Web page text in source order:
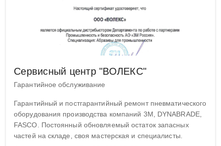
Сервисный центр "ВОЛЕКС"
Гарантийное обслуживание
Гарантийный и постгарантийный ремонт пневматического
оборудования производства компаний 3M, DYNABRADE,
FASCO. Постоянный обновляемый остаток запасных
частей на складе, своя мастерская и специалисты.